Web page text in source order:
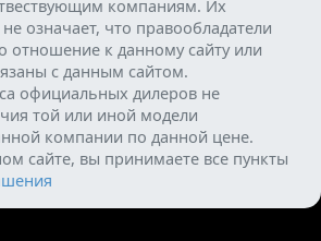
компаниям. Их
означает, что правообладатели
отношение к данному сайту или
с данным сайтом.
официальных дилеров не
той или иной модели
компании по данной цене.
сайте, вы принимаете все пункты